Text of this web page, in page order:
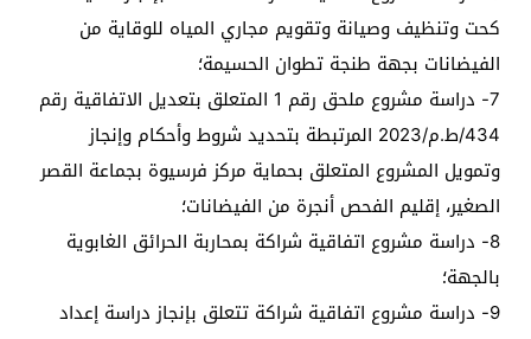
كحت وتنظيف وصيانة وتقويم مجاري المياه للوقاية من
الفيضانات بجهة طنجة تطوان الحسيمة؛
7- دراسة مشروع ملحق رقم 1 المتعلق بتعديل الاتفاقية رقم
434/ط.م/2023 المرتبطة بتحديد شروط وأحكام وإنجاز
وتمويل المشروع المتعلق بحماية مركز فرسيوة بجماعة القصر
الصغير، إقليم الفحص أنجرة من الفيضانات؛
8- دراسة مشروع اتفاقية شراكة بمحاربة الحرائق الغابوية
بالجهة؛
9- دراسة مشروع اتفاقية شراكة تتعلق بإنجاز دراسة إعداد